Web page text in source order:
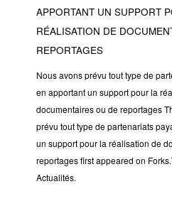
APPORTANT UN SUPPORT
RÉALISATION DE
REPORTAGES
Nous avons prévu tout type de
en apportant un support pour la
documentaires ou de reportages
prévu tout type de partenariats
un support pour la réalisation de
reportages first appeared on
Actualités.